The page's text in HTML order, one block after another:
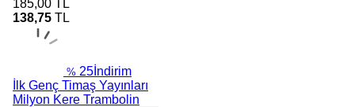
185,00 TL
138,75 TL
% 25 İndirim
İlk Genç Timaş Yayınları
Milyon Kere Trambolin